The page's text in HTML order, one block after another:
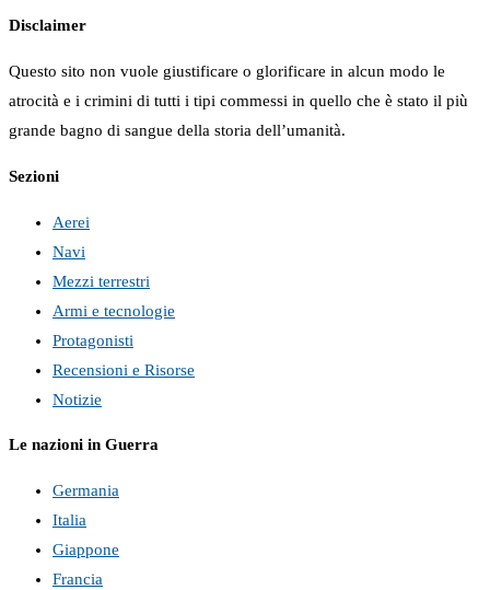
Disclaimer
Questo sito non vuole giustificare o glorificare in alcun modo le
atrocità e i crimini di tutti i tipi commessi in quello che è stato il più
grande bagno di sangue della storia dell’umanità.
Sezioni
Aerei
Navi
Mezzi terrestri
Armi e tecnologie
Protagonisti
Recensioni e Risorse
Notizie
Le nazioni in Guerra
Germania
Italia
Giappone
Francia